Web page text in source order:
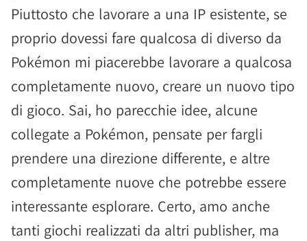
Piuttosto che lavorare a una IP esistente, se
proprio dovessi fare qualcosa di diverso da
Pokémon mi piacerebbe lavorare a qualcosa
completamente nuovo, creare un nuovo tipo
di gioco. Sai, ho parecchie idee, alcune
collegate a Pokémon, pensate per fargli
prendere una direzione differente, e altre
completamente nuove che potrebbe essere
interessante esplorare. Certo, amo anche
tanti giochi realizzati da altri publisher, ma